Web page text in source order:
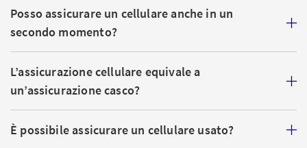
Posso assicurare un cellulare anche in un
secondo momento?
L’assicurazione cellulare equivale a
un’assicurazione casco?
È possibile assicurare un cellulare usato?